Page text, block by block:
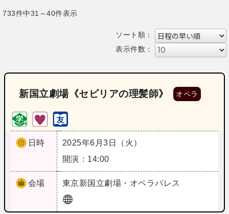
733件中31～40件表示
ソート順：
表示件数：
新国立劇場《セビリアの理髪師》 オペラ
日時
2025年6月3日（火）
開演：14:00
会場 東京新国立劇場・オペラパレス